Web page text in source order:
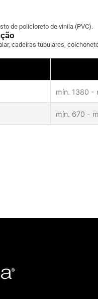
de policloreto de vinila (PVC).
cadeiras tubulares,
mín. 1380 -
mín. 670 -